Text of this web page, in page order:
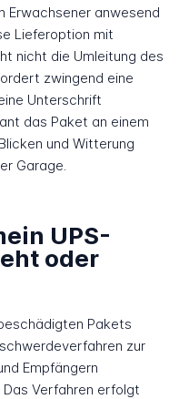
Erwachsener anwesend
Lieferoption mit
nicht die Umleitung des
zwingend eine
Unterschrift
das Paket an einem
und Witterung
Garage.
UPS-
oder
Pakets
zur
Empfängern
Verfahren erfolgt